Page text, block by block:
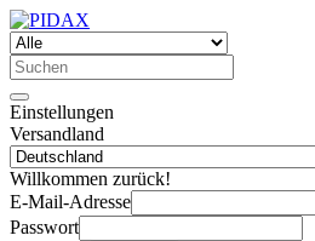
Einstellungen
Versandland
Willkommen zurück!
E-Mail-Adresse
Passwort